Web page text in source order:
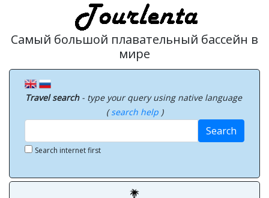
Самый большой плавательный бассейн в
мире
Travel search- type your query using native language
(search help )
Search
Search internet first